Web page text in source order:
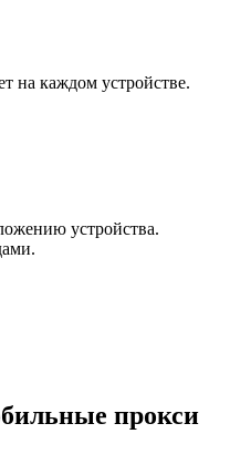
на каждом устройстве.
устройства.
прокси